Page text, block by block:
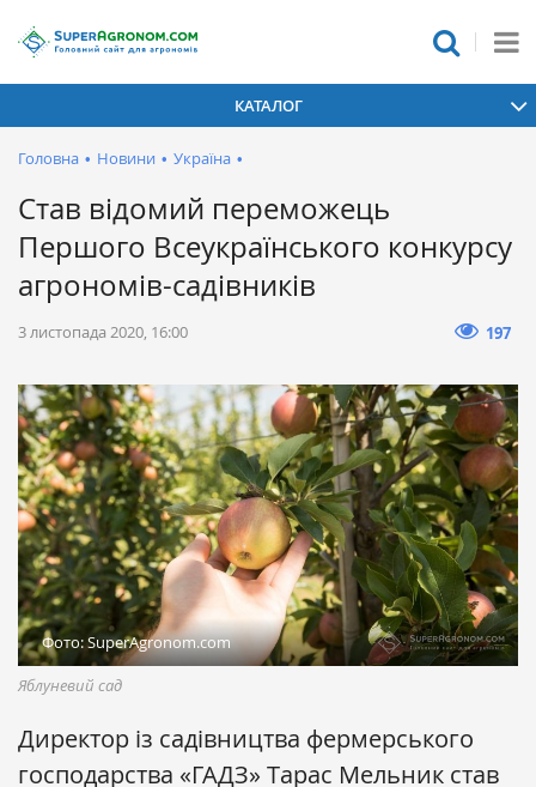
КАТАЛОГ
Головна • Новини • Україна •
Став відомий переможець
Першого Всеукраїнського конкурсу
агрономів-садівників
3 листопада 2020, 16:00 197
Фото: SuperAgronom.com
Яблуневий сад
Директор із садівництва фермерського
господарства «ГАДЗ» Тарас Мельник став